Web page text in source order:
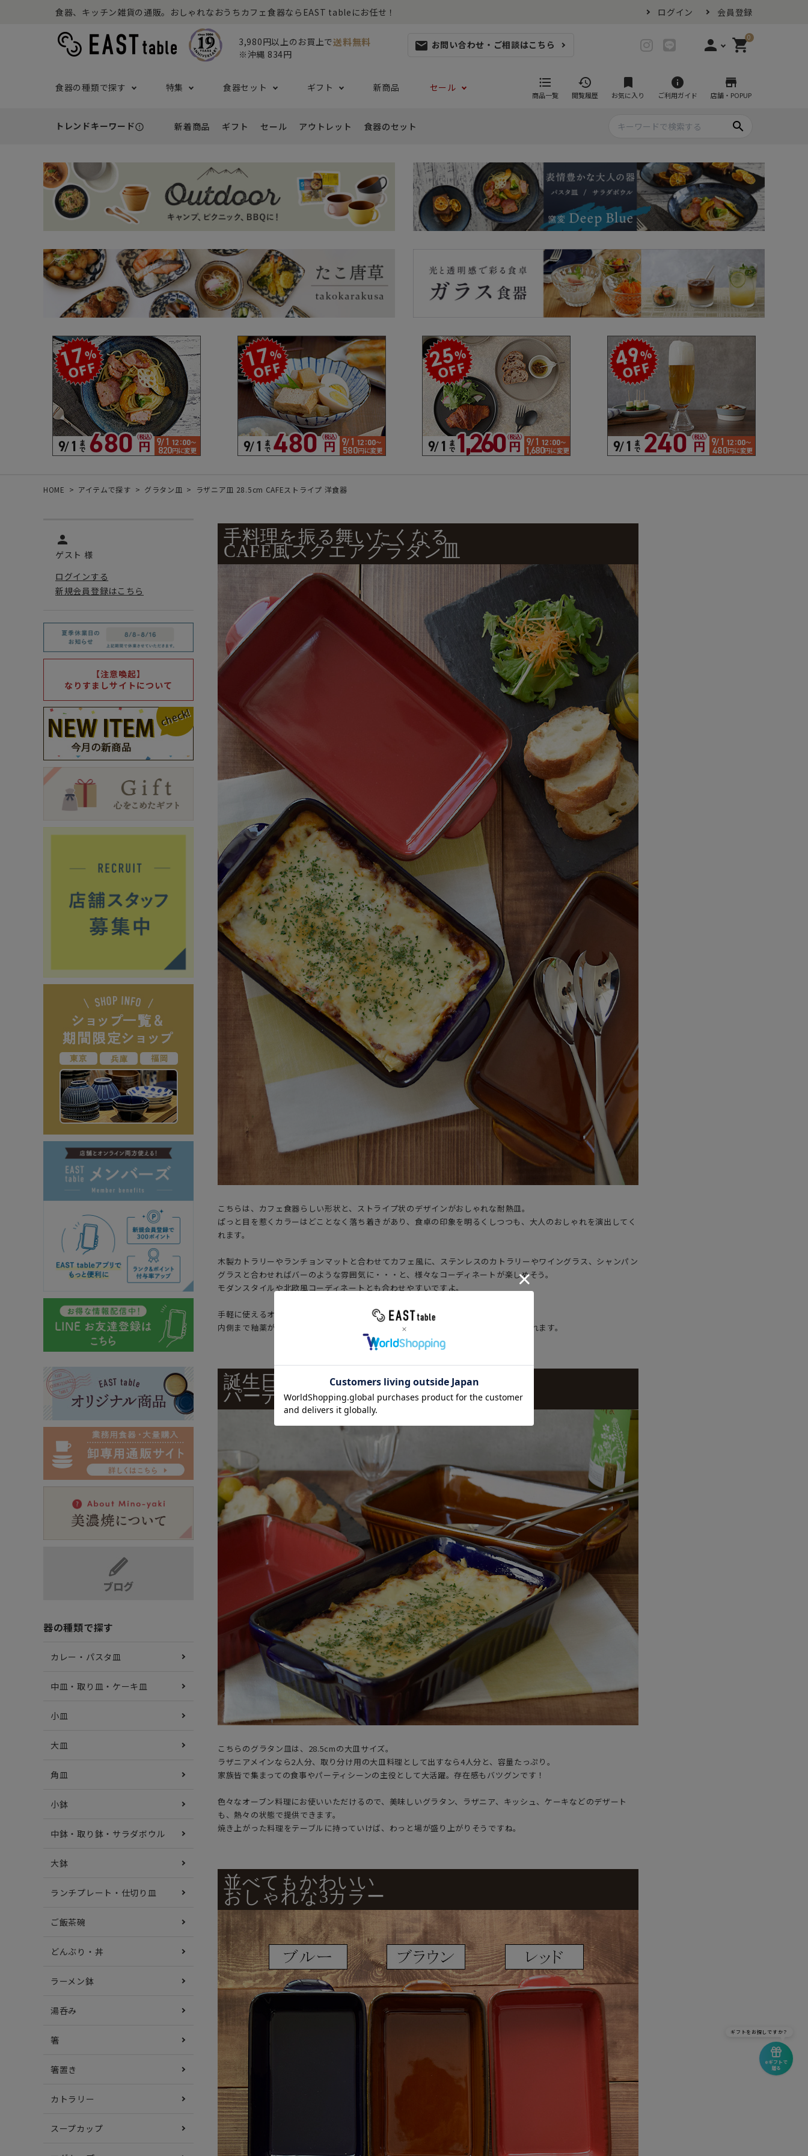
食器、キッチン雑貨の通販。おしゃれなおうちカフェ食器ならEAST tableにお任せ！ ログイン 会員登録
3,980円以上のお買上で送料無料
※沖縄 834円
mail お問い合わせ・ご相談はこちら person
ログイン
0
shopping_cart
食器の種類で探す
- 小皿
- 中皿・取り皿・ケーキ皿
- 大皿
- カレー・パスタ皿
- 中鉢・取り鉢・サラダボウル
- 大鉢
- とんすい
- 汁椀
- どんぶり・丼
- ラーメン鉢
- マグカップ
- カップ・タンブラー
- スープカップ
- 湯呑み
- 急須・ポット
耐熱皿・その他食器
- グラタン皿
- 耐熱皿
- スフレ・ココット
- 茶碗蒸し
箸・カトラリー・雑貨など
- 箸
- 箸置き
- カトラリー
- れんげ
- すり鉢
- 土鍋
- 雑貨
- トレー
デザイン・カラーで探す
- 和食器
- 白い食器
- 黒い食器
- カラフルな食器
素材で探す
- 磁器製
- 木製
- ガラス製
- 樹脂製
形状で探す
- 角
- 仕切り
- 楕円
- 変形
ブランドで探す
- 人気シリーズ
- オリジナル食器
特集
基本の食器特集 推し活特集 食品 ~からだ想いの食卓~
食器セット
和食器セット 洋食器セット 白い食器セット 黒い食器セット
こども食器セット まとめ買いでお得なセット
ギフト
- ～2,999円
- 3,000円～4,999円
- 5,000円～9,999円
- 誕生日
- 内祝い
- 有料ラッピング
- Eギフト
新商品 セール format_list_bulleted
商品一覧
history
閲覧履歴
bookmark
お気に入り
info
ご利用ガイド
store
店舗・POPUP
トレンドキーワードerror_outline 新着商品 ギフト セール アウトレット 食器のセット search
HOME アイテムで探す グラタン皿 ラザニア皿 28.5cm CAFEストライプ 洋食器
person
ゲスト 様
ログインする
新規会員登録はこちら
【注意喚起】
なりすましサイトについて
器の種類で探す
カレー・パスタ皿
中皿・取り皿・ケーキ皿
小皿
大皿
角皿
小鉢
中鉢・取り鉢・サラダボウル
大鉢
ランチプレート・仕切り皿
ご飯茶碗
どんぶり・丼
ラーメン鉢
湯呑み
箸
箸置き
カトラリー
スープカップ
手料理を振る舞いたくなる
CAFE風スクエアグラタン皿
こちらは、カフェ食器らしい形状と、ストライプ状のデザインがおしゃれな耐熱皿。
ぱっと目を惹くカラーはどことなく落ち着きがあり、食卓の印象を明るくしつつも、大人のおしゃれを演出してく
れます。
木製カトラリーやランチョンマットと合わせてカフェ風に、ステンレスのカトラリーやワイングラス、シャンパン
グラスと合わせればバーのような雰囲気に・・・と、様々なコーディネートが楽しめそう。
モダンスタイルや北欧風コーディネートとも合わせやすいですよ。
手軽に使えるオーブンウェアは毎日の食卓で大活躍！
内側まで釉薬が塗られているため、料理もしっかり引き立ち、美味しそうに見せてくれます。
誕生日、クリスマス、ハロウィン
パーティが盛り上がる食卓の主役
こちらのグラタン皿は、28.5cmの大皿サイズ。
ラザニアメインなら2人分、取り分け用の大皿料理として出すなら4人分と、容量たっぷり。
家族皆で集まっての食事やパーティシーンの主役として大活躍。存在感もバツグンです！
色々なオーブン料理にお使いいただけるので、美味しいグラタン、ラザニア、キッシュ、ケーキなどのデザート
も、熱々の状態で提供できます。
焼き上がった料理をテーブルに持っていけば、わっと場が盛り上がりそうですね。
並べてもかわいい
おしゃれな3カラー
eギフトで
贈る
ギフトをお探しですか？